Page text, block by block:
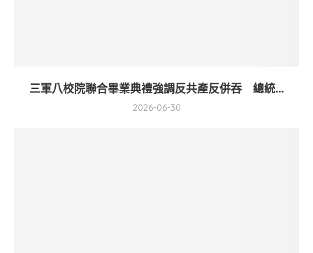
三軍八校院聯合畢業典禮強調反共產反併吞 總統...
2026-06-30